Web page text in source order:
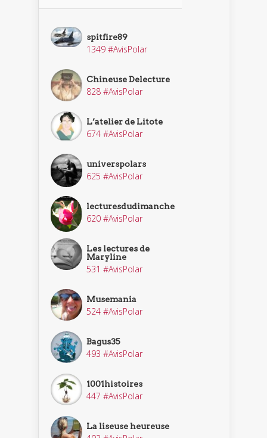
spitfire89
1349 #AvisPolar
Chineuse Delecture
828 #AvisPolar
L’atelier de Litote
674 #AvisPolar
universpolars
625 #AvisPolar
lecturesdudimanche
620 #AvisPolar
Les lectures de
Maryline
531 #AvisPolar
Musemania
524 #AvisPolar
Bagus35
493 #AvisPolar
1001histoires
447 #AvisPolar
La liseuse heureuse